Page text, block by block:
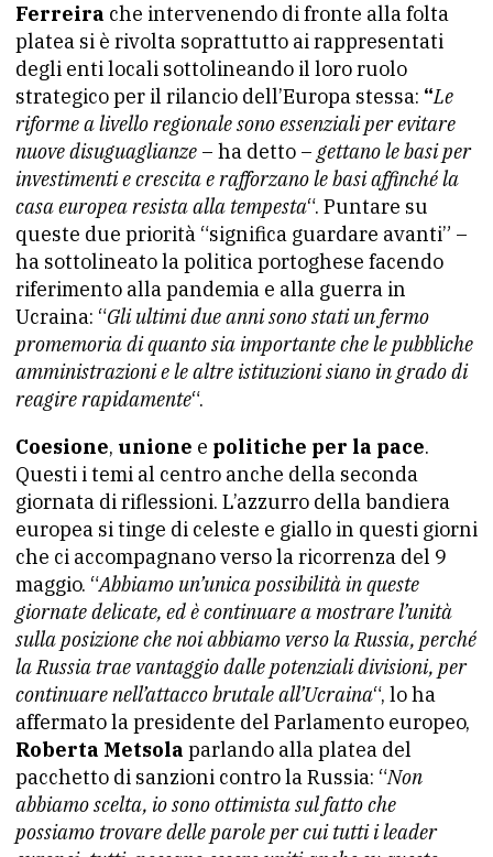
Ferreira che intervenendo di fronte alla folta
platea si è rivolta soprattutto ai rappresentati
degli enti locali sottolineando il loro ruolo
strategico per il rilancio dell’Europa stessa: “Le
riforme a livello regionale sono essenziali per evitare
nuove disuguaglianze – ha detto – gettano le basi per
investimenti e crescita e rafforzano le basi affinché la
casa europea resista alla tempesta“. Puntare su
queste due priorità “significa guardare avanti” –
ha sottolineato la politica portoghese facendo
riferimento alla pandemia e alla guerra in
Ucraina: “Gli ultimi due anni sono stati un fermo
promemoria di quanto sia importante che le pubbliche
amministrazioni e le altre istituzioni siano in grado di
reagire rapidamente“.
Coesione, unione e politiche per la pace.
Questi i temi al centro anche della seconda
giornata di riflessioni. L’azzurro della bandiera
europea si tinge di celeste e giallo in questi giorni
che ci accompagnano verso la ricorrenza del 9
maggio. “Abbiamo un’unica possibilità in queste
giornate delicate, ed è continuare a mostrare l’unità
sulla posizione che noi abbiamo verso la Russia, perché
la Russia trae vantaggio dalle potenziali divisioni, per
continuare nell’attacco brutale all’Ucraina“, lo ha
affermato la presidente del Parlamento europeo,
Roberta Metsola parlando alla platea del
pacchetto di sanzioni contro la Russia: “Non
abbiamo scelta, io sono ottimista sul fatto che
possiamo trovare delle parole per cui tutti i leader